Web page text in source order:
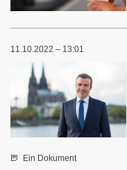
11.10.2022 – 13:01
Ein Dokument